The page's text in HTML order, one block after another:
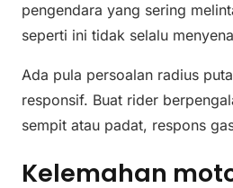
pengendara yang sering
seperti ini tidak selalu
Ada pula persoalan radius
responsif. Buat rider
sempit atau padat, respons
Kelemahan